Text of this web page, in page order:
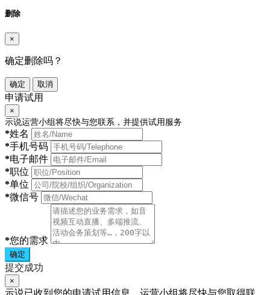
删除
×
确定删除吗？
确定 取消
申请试用
×
示说运营小组将尽快与您联系，并提供试用服务
*姓名
*手机号码
*电子邮件
*职位
*单位
*微信号
*您的需求
确定
提交成功
×